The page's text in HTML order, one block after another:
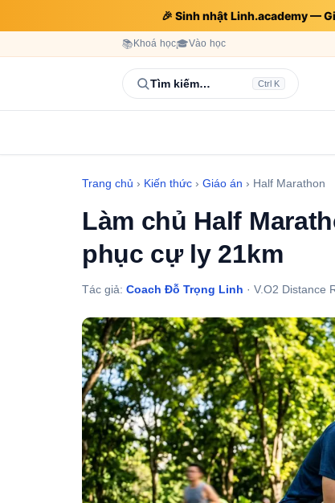
🎉 Sinh nhật Linh.academy —
📚 Khoá học🎓Vào học
Tìm kiếm… Ctrl K
Trang chủ › Kiến thức › Giáo án › Half Marathon
Làm chủ Half
phục cự ly 21km
Tác giả: Coach Đỗ Trọng Linh · V.O2 Distance